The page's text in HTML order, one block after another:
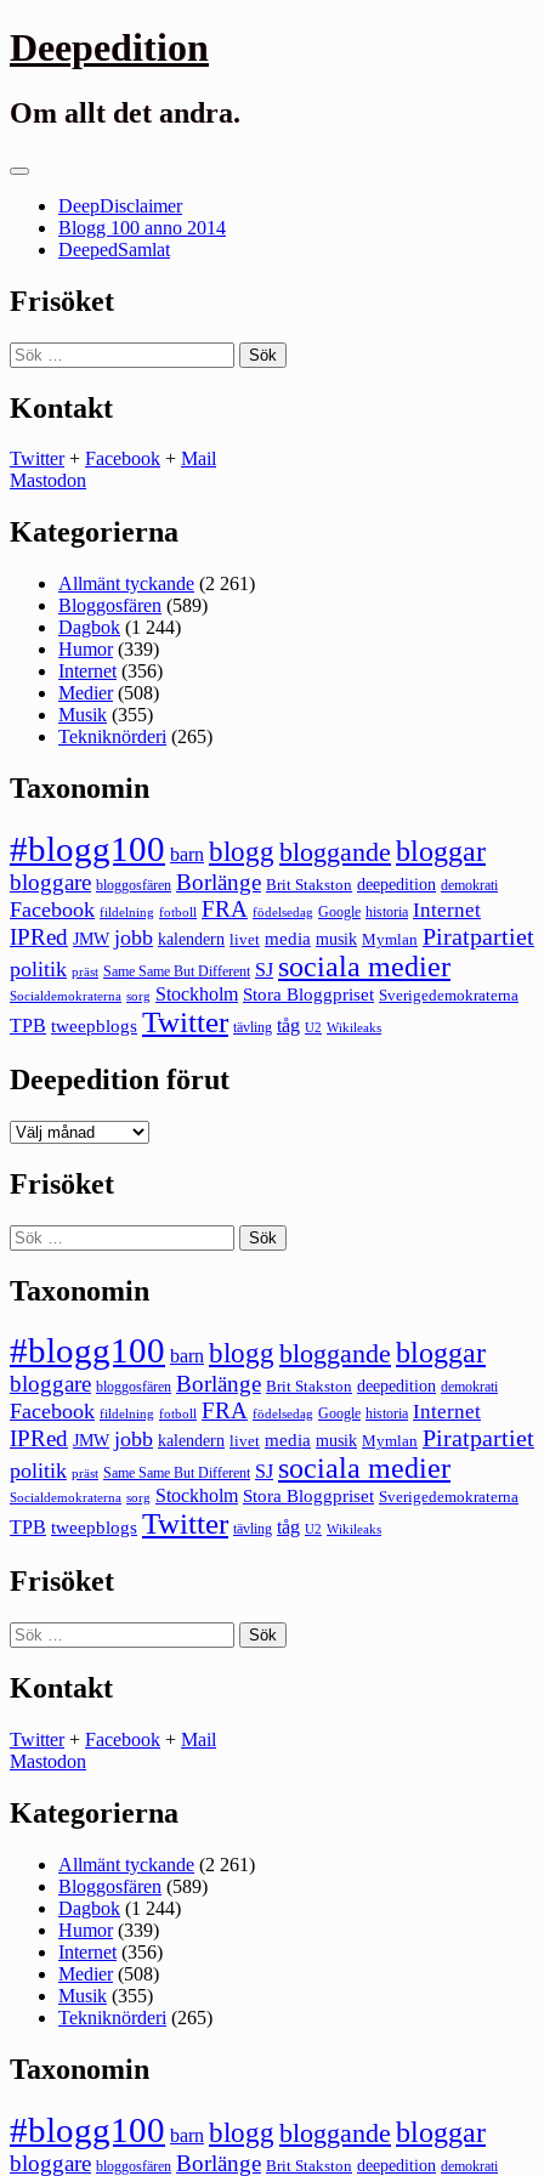
Gå
till
Deepedition
Om allt det andra.
Primär
DeepDisclaimer
Blogg 100 anno 2014
DeepedSamlat
Frisöket
Sök
efter:
Kontakt
Twitter+ Facebook + Mail
Mastodon
Kategorierna
Allmänt tyckande (2 261)
Bloggosfären (589)
Dagbok (1 244)
Humor(339)
Internet (356)
Medier(508)
Musik (355)
Tekniknörderi (265)
Taxonomin
#blogg100 barn blogg bloggande bloggar
bloggare bloggosfären Borlänge Brit Stakston deepedition demokrati
Facebook fildelning fotboll FRA födelsedag Google historia Internet
IPRed JMW jobb kalendern livet media musik Mymlan Piratpartiet
politik präst Same Same But Different SJ sociala medier
Socialdemokraterna sorg Stockholm Stora Bloggpriset Sverigedemokraterna
TPB tweepblogs Twitter tävling tåg U2 Wikileaks
Deepedition förut
Deepedition
Frisöket
Sök
efter:
Taxonomin
#blogg100 barn blogg bloggande bloggar
bloggare bloggosfären Borlänge Brit Stakston deepedition demokrati
Facebook fildelning fotboll FRA födelsedag Google historia Internet
IPRed JMW jobb kalendern livet media musik Mymlan Piratpartiet
politik präst Same Same But Different SJ sociala medier
Socialdemokraterna sorg Stockholm Stora Bloggpriset Sverigedemokraterna
TPB tweepblogs Twitter tävling tåg U2 Wikileaks
Frisöket
Sök
efter:
Kontakt
Twitter+ Facebook + Mail
Mastodon
Kategorierna
Allmänt tyckande (2 261)
Bloggosfären (589)
Dagbok (1 244)
Humor(339)
Internet (356)
Medier(508)
Musik (355)
Tekniknörderi (265)
Taxonomin
#blogg100 barn blogg bloggande bloggar
bloggare bloggosfären Borlänge Brit Stakston deepedition demokrati